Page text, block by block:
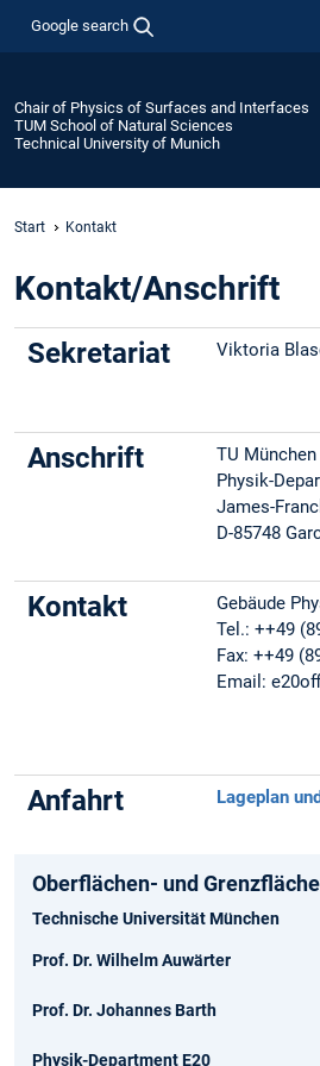
Google search
Chair of Physics of Surfaces and Interfaces
TUM School of Natural Sciences
Technical University of Munich
Start Kontakt
Kontakt/Anschrift
Sekretariat Viktoria
Anschrift
TU München
Physik-
James-
D-85748
Kontakt Gebäude
Tel.: ++49
Fax: ++49
Email:
Anfahrt Lageplan
Oberflächen- und
Technische Universität München
Prof. Dr. Wilhelm Auwärter
Prof. Dr. Johannes Barth
Physik-Department E20